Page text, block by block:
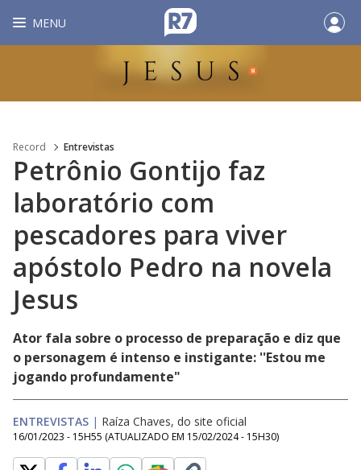
MENU
Record Entrevistas
Petrônio Gontijo faz
laboratório com
pescadores para viver
apóstolo Pedro na novela
Jesus
Ator fala sobre o processo de preparação e diz que
o personagem é intenso e instigante: ''Estou me
jogando profundamente"
ENTREVISTAS | Raíza Chaves, do site oficial
16/01/2023 - 15H55 (ATUALIZADO EM 15/02/2024 - 15H30)